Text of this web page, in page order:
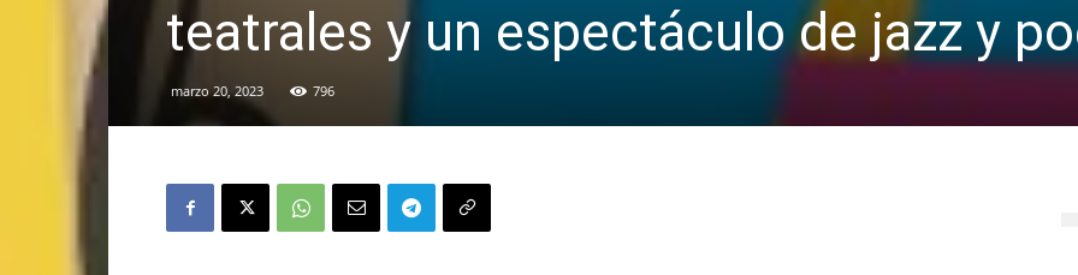
teatrales y un espectáculo de jazz y
marzo 20, 2023 796